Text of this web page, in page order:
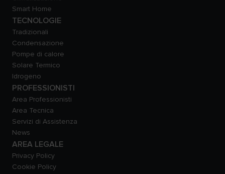
Smart Home
TECNOLOGIE
Tradizionali
Condensazione
Pompe di calore
Solare Termico
Idrogeno
PROFESSIONISTI
Area Professionisti
Area Tecnica
Servizi di Assistenza
News
AREA LEGALE
Privacy Policy
Cookie Policy